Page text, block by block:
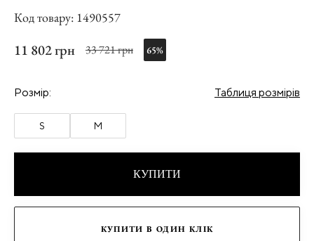
Код товару: 1490557
11 802 грн 33 721 грн 65%
Розмір: Таблиця розмірів
S M
КУПИТИ
КУПИТИ В ОДИН КЛІК